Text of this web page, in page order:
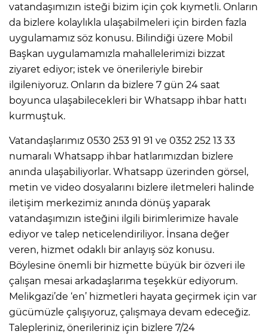
vatandaşımızın isteği bizim için çok kıymetli. Onların
da bizlere kolaylıkla ulaşabilmeleri için birden fazla
uygulamamız söz konusu. Bilindiği üzere Mobil
Başkan uygulamamızla mahallelerimizi bizzat
ziyaret ediyor; istek ve önerileriyle birebir
ilgileniyoruz. Onların da bizlere 7 gün 24 saat
boyunca ulaşabilecekleri bir Whatsapp ihbar hattı
kurmuştuk.
Vatandaşlarımız 0530 253 91 91 ve 0352 252 13 33
numaralı Whatsapp ihbar hatlarımızdan bizlere
anında ulaşabiliyorlar. Whatsapp üzerinden görsel,
metin ve video dosyalarını bizlere iletmeleri halinde
iletişim merkezimiz anında dönüş yaparak
vatandaşımızın isteğini ilgili birimlerimize havale
ediyor ve talep neticelendiriliyor. İnsana değer
veren, hizmet odaklı bir anlayış söz konusu.
Böylesine önemli bir hizmette büyük bir özveri ile
çalışan mesai arkadaşlarıma teşekkür ediyorum.
Melikgazi’de ‘en’ hizmetleri hayata geçirmek için var
gücümüzle çalışıyoruz, çalışmaya devam edeceğiz.
Talepleriniz, önerileriniz için bizlere 7/24